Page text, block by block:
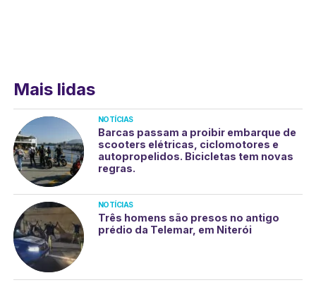
Mais lidas
NOTÍCIAS
Barcas passam a proibir embarque de
scooters elétricas, ciclomotores e
autopropelidos. Bicicletas tem novas
regras.
NOTÍCIAS
Três homens são presos no antigo
prédio da Telemar, em Niterói